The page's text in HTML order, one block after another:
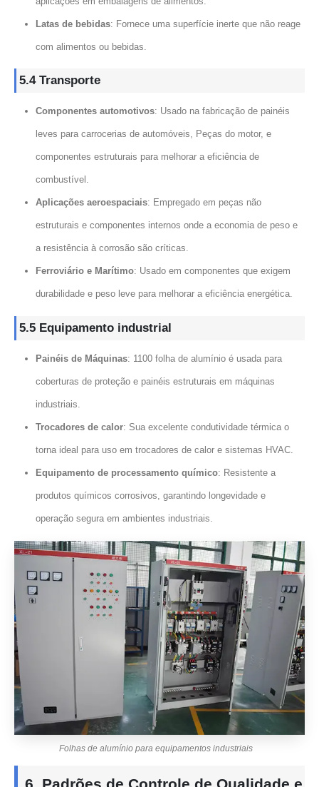
Latas de bebidas: Fornece uma superfície inerte que não reage
com alimentos ou bebidas.
5.4 Transporte
Componentes automotivos: Usado na fabricação de painéis
leves para carrocerias de automóveis, Peças do motor, e
componentes estruturais para melhorar a eficiência de
combustível.
Aplicações aeroespaciais: Empregado em peças não
estruturais e componentes internos onde a economia de peso e
a resistência à corrosão são críticas.
Ferroviário e Marítimo: Usado em componentes que exigem
durabilidade e peso leve para melhorar a eficiência energética.
5.5 Equipamento industrial
Painéis de Máquinas: 1100 folha de alumínio é usada para
coberturas de proteção e painéis estruturais em máquinas
industriais.
Trocadores de calor: Sua excelente condutividade térmica o
torna ideal para uso em trocadores de calor e sistemas HVAC.
Equipamento de processamento químico: Resistente a
produtos químicos corrosivos, garantindo longevidade e
operação segura em ambientes industriais.
Folhas de alumínio para equipamentos industriais